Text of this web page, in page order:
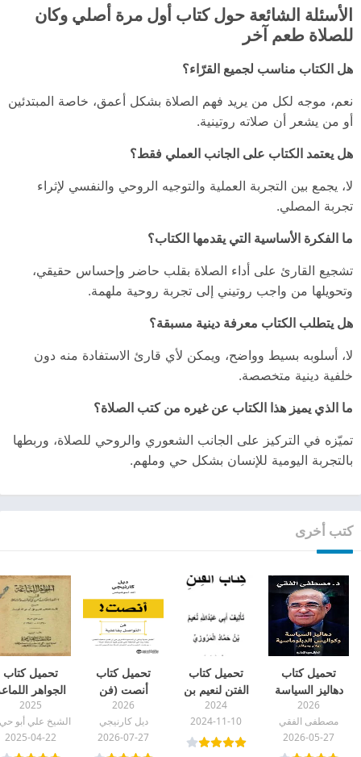
الأسئلة الشائعة حول كتاب أول مرة أصلي وكان
للصلاة طعم آخر
هل الكتاب مناسب لجميع القرّاء؟
نعم، موجه لكل من يريد فهم الصلاة بشكل أعمق، خاصة المبتدئين
أو من يشعر أن صلاته روتينية.
هل يعتمد الكتاب على الجانب العملي فقط؟
لا، يجمع بين التجربة العملية والتوجيه الروحي والنفسي لإثراء
تجربة المصلي.
ما الفكرة الأساسية التي يقدمها الكتاب؟
تشجيع القارئ على أداء الصلاة بقلب حاضر وإحساس حقيقي،
وتحويلها من واجب روتيني إلى تجربة روحية ملهمة.
هل يتطلب الكتاب معرفة دينية مسبقة؟
لا، أسلوبه بسيط وواضح، ويمكن لأي قارئ الاستفادة منه دون
خلفية دينية متخصصة.
ما الذي يميز هذا الكتاب عن غيره من كتب الصلاة؟
تميّزه في التركيز على الجانب الشعوري والروحي للصلاة، وربطها
بالتجربة اليومية للإنسان بشكل حي وملهم.
كتب أخرى
تحميل كتاب
دهاليز السياسة
وكواليس
الدبلوماسية pdf
2026
مصطفى الفقي
2026-05-27
تحميل كتاب
الفتن لنعيم بن
حماد محقق pdf
2024
2024-11-10
تحميل كتاب
أنصت (فن
التواصل بفاعلية)
pdf
2026
ديل كارنيجي
2026-07-27
تحميل كتاب
الجواهر
pdf
2025
2025-04-22